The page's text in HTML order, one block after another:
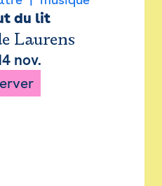
du lit
Laurens
nov.